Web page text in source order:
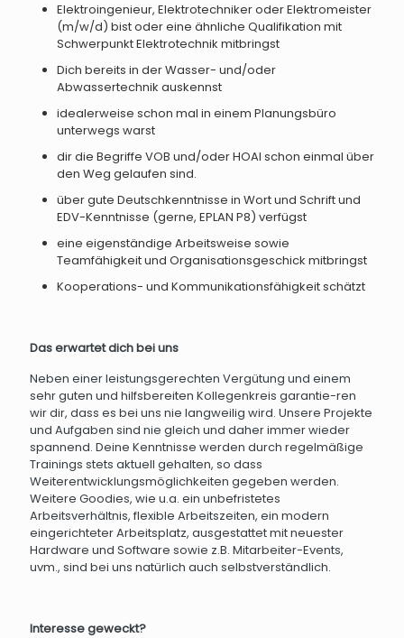
Elektroingenieur, Elektrotechniker oder Elektromeister
(m/w/d) bist oder eine ähnliche Qualifikation mit
Schwerpunkt Elektrotechnik mitbringst
Dich bereits in der Wasser- und/oder
Abwassertechnik auskennst
idealerweise schon mal in einem Planungsbüro
unterwegs warst
dir die Begriffe VOB und/oder HOAI schon einmal über
den Weg gelaufen sind.
über gute Deutschkenntnisse in Wort und Schrift und
EDV-Kenntnisse (gerne, EPLAN P8) verfügst
eine eigenständige Arbeitsweise sowie
Teamfähigkeit und Organisationsgeschick mitbringst
Kooperations- und Kommunikationsfähigkeit schätzt
Das erwartet dich bei uns
Neben einer leistungsgerechten Vergütung und einem
sehr guten und hilfsbereiten Kollegenkreis garantie-ren
wir dir, dass es bei uns nie langweilig wird. Unsere Projekte
und Aufgaben sind nie gleich und daher immer wieder
spannend. Deine Kenntnisse werden durch regelmäßige
Trainings stets aktuell gehalten, so dass
Weiterentwicklungsmöglichkeiten gegeben werden.
Weitere Goodies, wie u.a. ein unbefristetes
Arbeitsverhältnis, flexible Arbeitszeiten, ein modern
eingerichteter Arbeitsplatz, ausgestattet mit neuester
Hardware und Software sowie z.B. Mitarbeiter-Events,
uvm., sind bei uns natürlich auch selbstverständlich.
Interesse geweckt?